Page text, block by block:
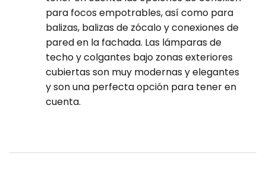
para focos empotrables, así como para
balizas, balizas de zócalo y conexiones de
pared en la fachada. Las lámparas de
techo y colgantes bajo zonas exteriores
cubiertas son muy modernas y elegantes
y son una perfecta opción para tener en
cuenta.